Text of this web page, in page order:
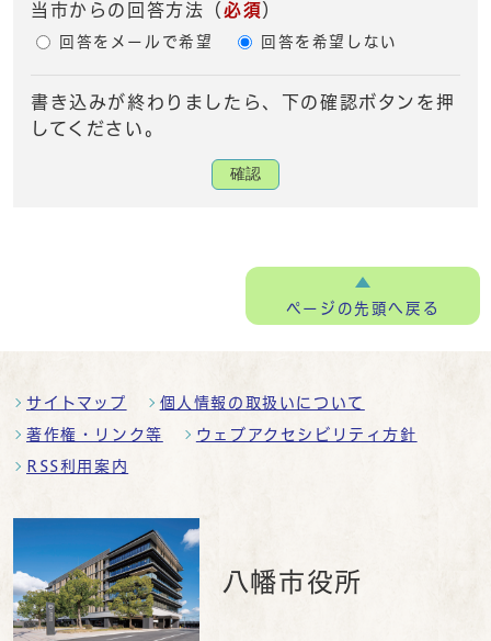
当市からの回答方法 （ 必須）
回答をメールで希望 回答を希望しない
書き込みが終わりましたら、下の確認ボタンを押
してください。
確認
ページの先頭へ戻る
サイトマップ 個人情報の取扱いについて
著作権・リンク等 ウェブアクセシビリティ方針
RSS利用案内
八幡市役所